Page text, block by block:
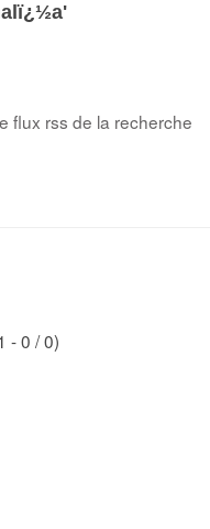
flux rss de la recherche
- 0 / 0)